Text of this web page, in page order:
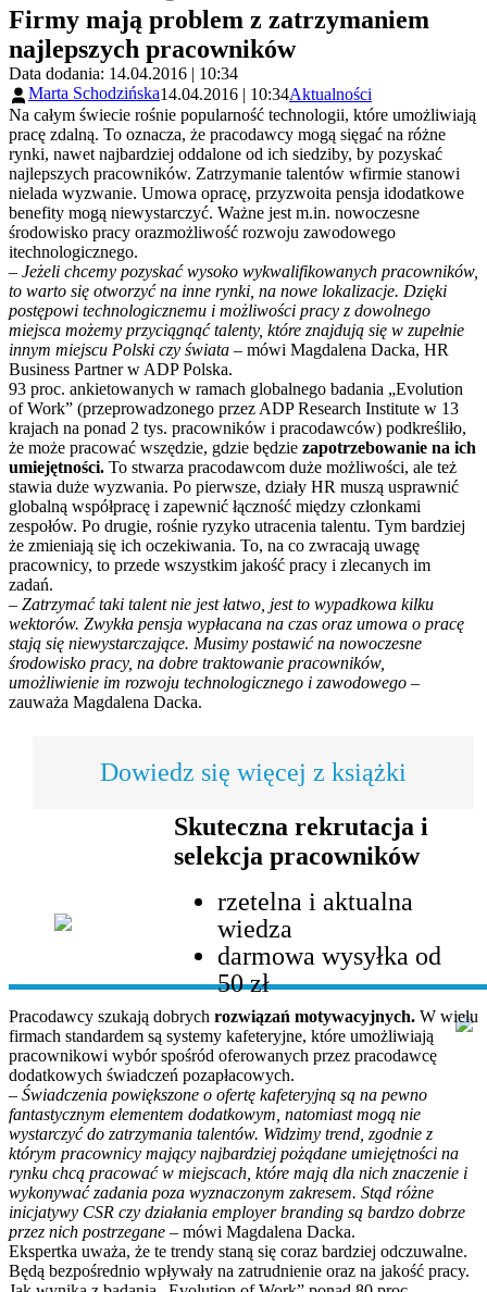
Firmy mają problem z zatrzymaniem
najlepszych pracowników
Data dodania: 14.04.2016 | 10:34
Marta Schodzińska14.04.2016 | 10:34Aktualności
Na całym świecie rośnie popularność technologii, które umożliwiają
pracę zdalną. To oznacza, że pracodawcy mogą sięgać na różne
rynki, nawet najbardziej oddalone od ich siedziby, by pozyskać
najlepszych pracowników. Zatrzymanie talentów wfirmie stanowi
nielada wyzwanie. Umowa opracę, przyzwoita pensja idodatkowe
benefity mogą niewystarczyć. Ważne jest m.in. nowoczesne
środowisko pracy orazmożliwość rozwoju zawodowego
itechnologicznego.
– Jeżeli chcemy pozyskać wysoko wykwalifikowanych pracowników,
to warto się otworzyć na inne rynki, na nowe lokalizacje. Dzięki
postępowi technologicznemu i możliwości pracy z dowolnego
miejsca możemy przyciągnąć talenty, które znajdują się w zupełnie
innym miejscu Polski czy świata – mówi Magdalena Dacka, HR
Business Partner w ADP Polska.
93 proc. ankietowanych w ramach globalnego badania „Evolution
of Work” (przeprowadzonego przez ADP Research Institute w 13
krajach na ponad 2 tys. pracowników i pracodawców) podkreśliło,
że może pracować wszędzie, gdzie będzie zapotrzebowanie na ich
umiejętności. To stwarza pracodawcom duże możliwości, ale też
stawia duże wyzwania. Po pierwsze, działy HR muszą usprawnić
globalną współpracę i zapewnić łączność między członkami
zespołów. Po drugie, rośnie ryzyko utracenia talentu. Tym bardziej
że zmieniają się ich oczekiwania. To, na co zwracają uwagę
pracownicy, to przede wszystkim jakość pracy i zlecanych im
zadań.
– Zatrzymać taki talent nie jest łatwo, jest to wypadkowa kilku
wektorów. Zwykła pensja wypłacana na czas oraz umowa o pracę
stają się niewystarczające. Musimy postawić na nowoczesne
środowisko pracy, na dobre traktowanie pracowników,
umożliwienie im rozwoju technologicznego i zawodowego –
zauważa Magdalena Dacka.
Dowiedz się więcej z książki
Skuteczna rekrutacja i
selekcja pracowników
rzetelna i aktualna
wiedza
darmowa wysyłka od
50 zł
Pracodawcy szukają dobrych rozwiązań motywacyjnych. W wielu
firmach standardem są systemy kafeteryjne, które umożliwiają
pracownikowi wybór spośród oferowanych przez pracodawcę
dodatkowych świadczeń pozapłacowych.
– Świadczenia powiększone o ofertę kafeteryjną są na pewno
fantastycznym elementem dodatkowym, natomiast mogą nie
wystarczyć do zatrzymania talentów. Widzimy trend, zgodnie z
którym pracownicy mający najbardziej pożądane umiejętności na
rynku chcą pracować w miejscach, które mają dla nich znaczenie i
wykonywać zadania poza wyznaczonym zakresem. Stąd różne
inicjatywy CSR czy działania employer branding są bardzo dobrze
przez nich postrzegane – mówi Magdalena Dacka.
Ekspertka uważa, że te trendy staną się coraz bardziej odczuwalne.
Będą bezpośrednio wpływały na zatrudnienie oraz na jakość pracy.